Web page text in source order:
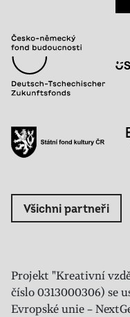
Všichni partneři
Projekt "Kreativní
číslo 0313000306) se
Evropské unie –